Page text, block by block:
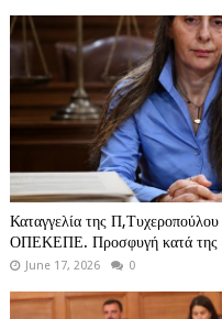
Καταγγελία της
ΟΠΕΚΕΠΕ. Προσφυγή κατά της
June 17, 2026 0